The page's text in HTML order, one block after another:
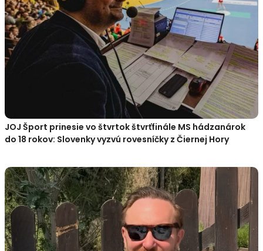
JOJ Šport prinesie vo štvrtok štvrťfinále MS hádzanárok
do 18 rokov: Slovenky vyzvú rovesníčky z Čiernej Hory